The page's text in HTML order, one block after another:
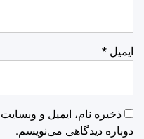
ایمیل *
ذخیره نام، ایمیل و
دوباره دیدگاهی می‌نویسم.